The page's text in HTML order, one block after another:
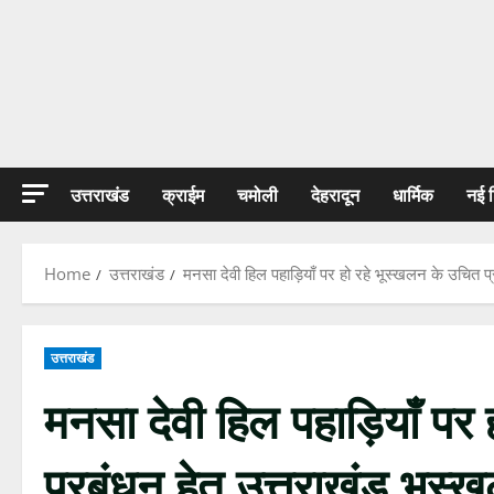
उत्तराखंड क्राईम चमोली देहरादून धार्मिक नई
Home उत्तराखंड मनसा देवी हिल पहाड़ियाँ पर हो रहे भूस्खलन के
उत्तराखंड
मनसा देवी हिल पहाड़ियाँ